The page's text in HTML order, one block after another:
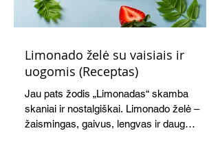
Limonado želė su vaisiais ir
uogomis (Receptas)
Jau pats žodis „Limonadas“ skamba
skaniai ir nostalgiškai. Limonado želė –
žaismingas, gaivus, lengvas ir daug